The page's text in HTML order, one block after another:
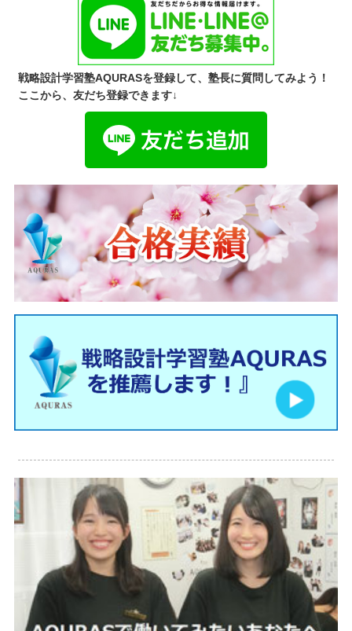
戦略設計学習塾AQURASを登録して、塾長に質問してみよう！
ここから、友だち登録できます↓